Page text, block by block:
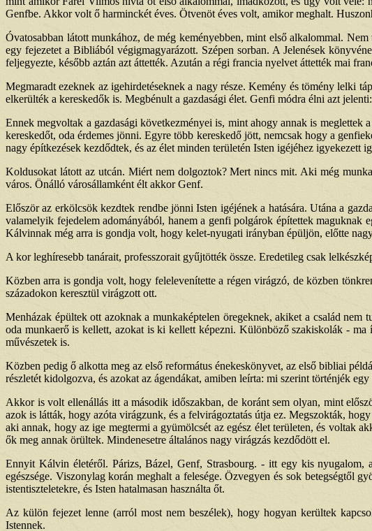
Genfbe. Akkor volt ő harminckét éves. Ötvenöt éves volt, amikor meghalt.
Óvatosabban látott munkához, de még keményebben, mint első alkalommal.
egy fejezetet a Bibliából végigmagyarázott. Szépen sorban. A Jelenések
feljegyezte, később aztán azt áttették. Azután a régi francia nyelvet áttették mai
Megmaradt ezeknek az igehirdetéseknek a nagy része. Kemény és tömény lelki
elkerülték a kereskedők is. Megbénult a gazdasági élet. Genfi módra élni azt
Ennek megvoltak a gazdasági következményei is, mint ahogy annak is
kereskedőt, oda érdemes jönni. Egyre több kereskedő jött, nemcsak hogy a
nagy építkezések kezdődtek, és az élet minden területén Isten igéjéhez igyekezett
Koldusokat látott az utcán. Miért nem dolgoztok? Mert nincs mit. Aki még
város. Önálló városállamként élt akkor Genf.
Először az erkölcsök kezdtek rendbe jönni Isten igéjének a hatására. Utána a
valamelyik fejedelem adományából, hanem a genfi polgárok építettek maguknak
Kálvinnak még arra is gondja volt, hogy kelet-nyugati irányban épüljön, előtte
A kor leghíresebb tanárait, professzorait gyűjtötték össze. Eredetileg csak
Közben arra is gondja volt, hogy felelevenítette a régen virágzó, de közben
századokon keresztül virágzott ott.
Menházak épültek ott azoknak a munkaképtelen öregeknek, akiket a család
oda munkaerő is kellett, azokat is ki kellett képezni. Különböző szakiskolák -
művészetek is.
Közben pedig ő alkotta meg az első református énekeskönyvet, az első bibliai
részletét kidolgozva, és azokat az ágendákat, amiben leírta: mi szerint történjék
Akkor is volt ellenállás itt a második időszakban, de koránt sem olyan, mint
azok is látták, hogy azóta virágzunk, és a felvirágoztatás útja ez. Megszokták,
aki annak, hogy az ige megtermi a gyümölcsét az egész élet területen, és voltak
ők meg annak örültek. Mindenesetre általános nagy virágzás kezdődött el.
Ennyit Kálvin életéről. Párizs, Bázel, Genf, Strasbourg. - itt egy kis nyugalom,
egészsége. Viszonylag korán meghalt a felesége. Özvegyen és sok betegségtől
istentiszteletekre, és Isten hatalmasan használta őt.
Az külön fejezet lenne (arról most nem beszélek), hogy hogyan kerültek
Istennek.